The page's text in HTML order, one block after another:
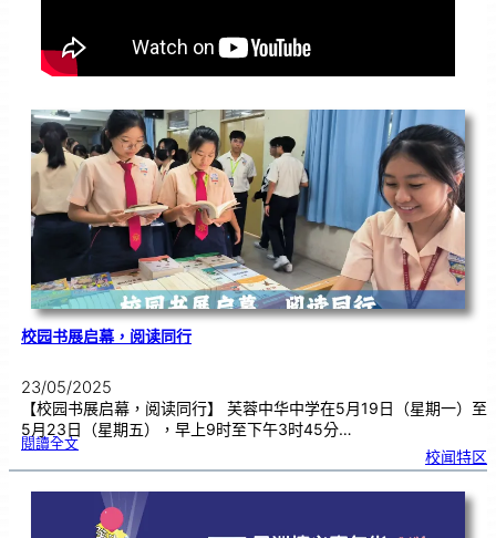
校园书展启幕，阅读同行
23/05/2025
【校园书展启幕，阅读同行】 芙蓉中华中学在5月19日（星期一）至
5月23日（星期五），早上9时至下午3时45分…
閱讀全文:校
展
幕
，
校闻特区